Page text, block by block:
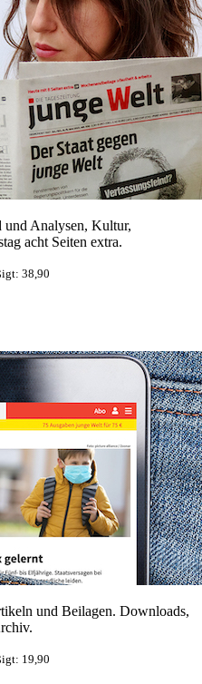
und Analysen, Kultur,
acht Seiten extra.
38,90
und Beilagen. Downloads,
19,90